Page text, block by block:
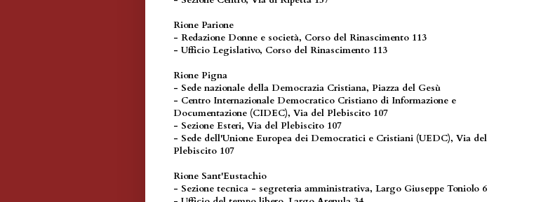
Rione Parione
- Redazione Donne e società, Corso del Rinascimento 113
- Ufficio Legislativo, Corso del Rinascimento 113
Rione Pigna
- Sede nazionale della Democrazia Cristiana, Piazza del Gesù
- Centro Internazionale Democratico Cristiano di Informazione e
Documentazione (CIDEC), Via del Plebiscito 107
- Sezione Esteri, Via del Plebiscito 107
- Sede dell'Unione Europea dei Democratici e Cristiani (UEDC), Via del
Plebiscito 107
Rione Sant'Eustachio
- Sezione tecnica - segreteria amministrativa, Largo Giuseppe Toniolo 6